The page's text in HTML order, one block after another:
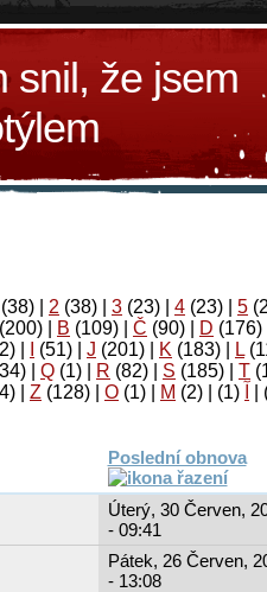
snil, že jsem
(38) 2 (38) 3 (23) 4 (23) 5
B (109) Č (90) D (176)
(51) J (201) K (183) L
Q (1) R (82) S (185) T
Z (128) Ο (1) М (2)
(1)
Poslední obnova
Úterý, 30 Červen,
- 09:41
Pátek, 26 Červen,
- 13:08